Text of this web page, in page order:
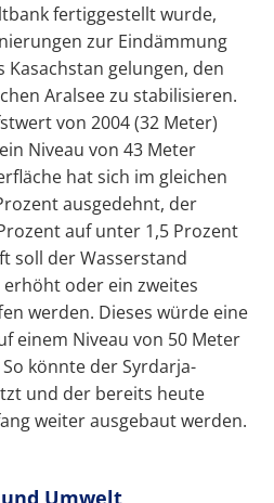
fertiggestellt wurde,
zur Eindämmung
Kasachstan gelungen, den
Aralsee zu stabilisieren.
von 2004 (32 Meter)
Niveau von 43 Meter
hat sich im gleichen
ausgedehnt, der
auf unter 1,5 Prozent
soll der Wasserstand
oder ein zweites
werden. Dieses würde eine
einem Niveau von 50 Meter
könnte der Syrdarja-
und der bereits heute
weiter ausgebaut werden.
Umwelt